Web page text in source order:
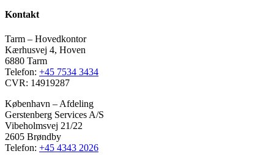
Kontakt
Tarm – Hovedkontor
Kærhusvej 4, Hoven
6880 Tarm
Telefon: +45 7534 3434
CVR: 14919287
København – Afdeling
Gerstenberg Services A/S
Vibeholmsvej 21/22
2605 Brøndby
Telefon: +45 4343 2026